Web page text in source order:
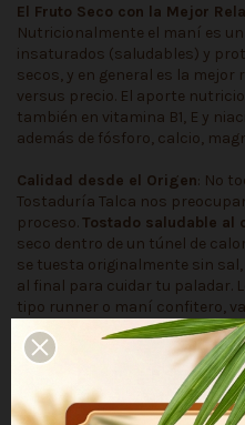
El Fruto Seco con la Mejor
Nutricionalmente el maní es
insaturados (saludables) y
secos, y en general es la
versus precio. El aporte
también en vitamina B1, E y
además de fósforo, calcio,
Calidad desde el Origen: No
Tostaduría Talca nos
proceso.Tostado saludable al
seco dentro de un túnel de
se tuesta originalmente sin
al final para cuidar tu paladar.
tipo runner o maní confitero,
seleccionadas de buen sabor
variedades de maní que se
extracción de aceites para
Ingredientes : Maní, Aceite de